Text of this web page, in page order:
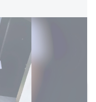
רק בן 8: יוסף נרצח
הכתבה הזו